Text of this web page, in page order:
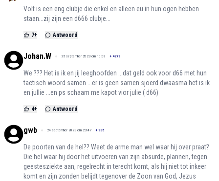
Volt is een eng clubje die enkel en alleen eu in hun ogen hebben
staan...zij zijn een d666 clubje...
7+ Antwoord
Johan.W 25 september 2023 om 10:08 + 4279
We ??? Het is ik en jij leeghoofden ...dat geld ook voor d66 met hun
tactisch woord samen ...er is geen samen sjoerd dwaasma het is ik
en jullie ...en ps schaam me kapot vior julie ( d66)
4+ Antwoord
gwb 24 september 2023 om 23:47 + 935
De poorten van de hel?? Weet de arme man wel waar hij over praat?
Die hel waar hij door het uitvoeren van zijn absurde, plannen, tegen
geestesziekte aan, regelrecht in terecht komt, als hij niet tot inkeer
komt en zijn zonden belijdt tegenover de Zoon van God, Jezus